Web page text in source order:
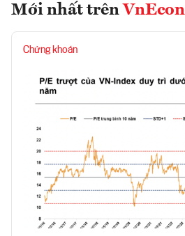
Mới nhất trên
Chứng khoán